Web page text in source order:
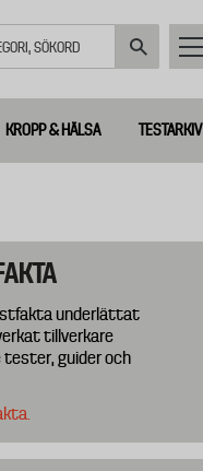
KROPP & HÄLSA TESTARKIV
underlättat
tillverkare
tester, guider och